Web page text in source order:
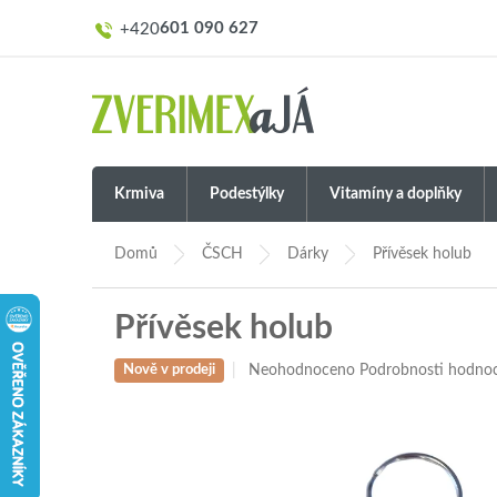
601 090 627
Krmiva Podestýlky Vitamíny a doplňky
Domů ČSCH Dárky Přívěsek holub
Přívěsek holub
Nově v prodeji
Průměrné
Neohodnoceno Podrobnosti